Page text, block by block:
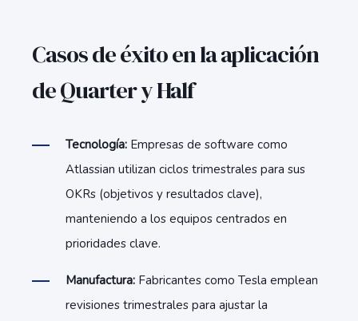
Casos de éxito en la aplicación
de Quarter y Half
Tecnología: Empresas de software como
Atlassian utilizan ciclos trimestrales para sus
OKRs (objetivos y resultados clave),
manteniendo a los equipos centrados en
prioridades clave.
Manufactura: Fabricantes como Tesla emplean
revisiones trimestrales para ajustar la